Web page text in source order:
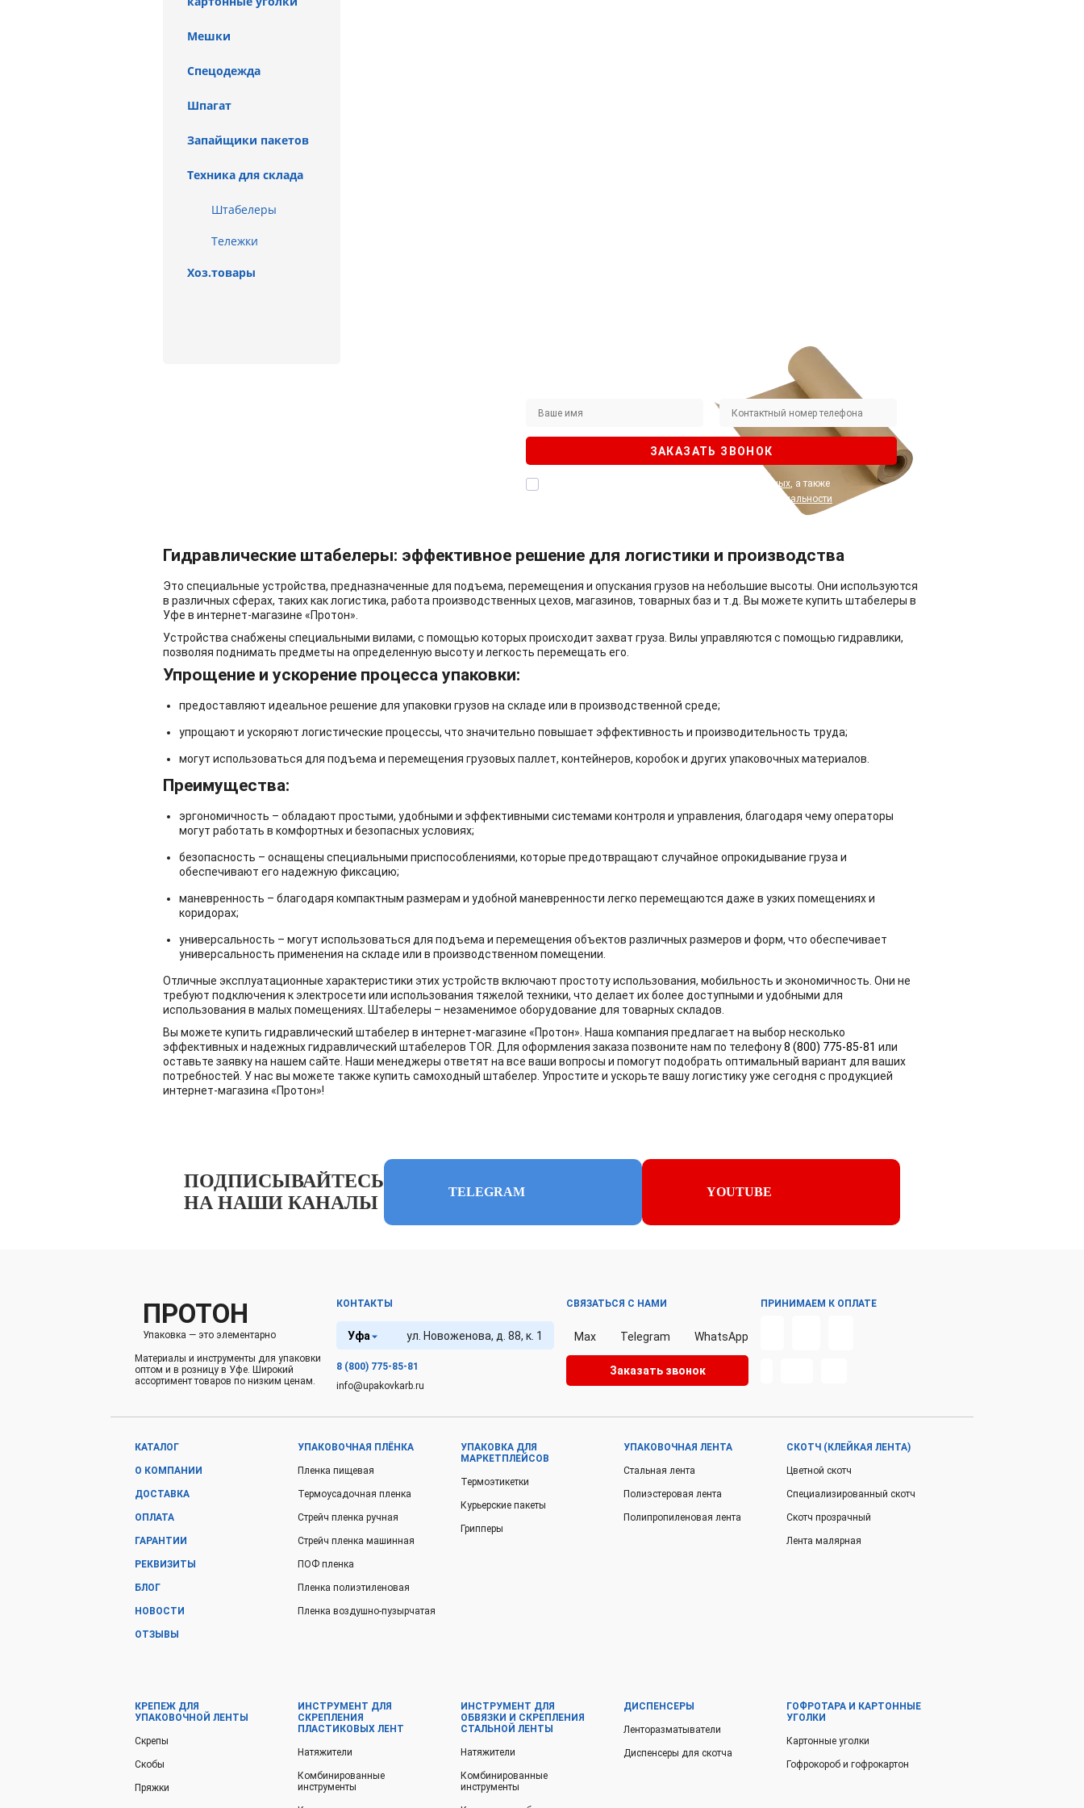
Мешки
Спецодежда
Шпагат
Запайщики пакетов
Техника для склада
Штабелеры
Тележки
Хоз.товары
ЗАКАЗАТЬ ЗВОНОК
обработку персональных данных, а также
Политикой конфиденциальности
Гидравлические штабелеры: эффективное решение для логистики и производства
Это специальные устройства, предназначенные для подъема, перемещения и опускания грузов на небольшие высоты. Они используются
в различных сферах, таких как логистика, работа производственных цехов, магазинов, товарных баз и т.д. Вы можете купить штабелеры в
Уфе в интернет-магазине «Протон».
Устройства снабжены специальными вилами, с помощью которых происходит захват груза. Вилы управляются с помощью гидравлики,
позволяя поднимать предметы на определенную высоту и легкость перемещать его.
Упрощение и ускорение процесса упаковки:
предоставляют идеальное решение для упаковки грузов на складе или в производственной среде;
упрощают и ускоряют логистические процессы, что значительно повышает эффективность и производительность труда;
могут использоваться для подъема и перемещения грузовых паллет, контейнеров, коробок и других упаковочных материалов.
Преимущества:
эргономичность – обладают простыми, удобными и эффективными системами контроля и управления, благодаря чему операторы
могут работать в комфортных и безопасных условиях;
безопасность – оснащены специальными приспособлениями, которые предотвращают случайное опрокидывание груза и
обеспечивают его надежную фиксацию;
маневренность – благодаря компактным размерам и удобной маневренности легко перемещаются даже в узких помещениях и
коридорах;
универсальность – могут использоваться для подъема и перемещения объектов различных размеров и форм, что обеспечивает
универсальность применения на складе или в производственном помещении.
Отличные эксплуатационные характеристики этих устройств включают простоту использования, мобильность и экономичность. Они не
требуют подключения к электросети или использования тяжелой техники, что делает их более доступными и удобными для
использования в малых помещениях. Штабелеры – незаменимое оборудование для товарных складов.
Вы можете купить гидравлический штабелер в интернет-магазине «Протон». Наша компания предлагает на выбор несколько
эффективных и надежных гидравлический штабелеров TOR. Для оформления заказа позвоните нам по телефону8 (800) 775-85-81 или
оставьте заявку на нашем сайте. Наши менеджеры ответят на все ваши вопросы и помогут подобрать оптимальный вариант для ваших
потребностей. У нас вы можете также купить самоходный штабелер. Упростите и ускорьте вашу логистику уже сегодня с продукцией
интернет-магазина «Протон»!
ПОДПИСЫВАЙТЕСЬ
НА НАШИ КАНАЛЫ
TELEGRAM YOUTUBE
ПРОТОН
Упаковка — это элементарно
Материалы и инструменты для упаковки
оптом и в розницу в Уфе. Широкий
ассортимент товаров по низким ценам.
КОНТАКТЫ
Уфа ул. Новоженова, д. 88, к. 1
8 (800) 775-85-81
info@upakovkarb.ru
СВЯЗАТЬСЯ С НАМИ
Max Telegram WhatsApp
Заказать звонок
ПРИНИМАЕМ К ОПЛАТЕ
КАТАЛОГ
О КОМПАНИИ
ДОСТАВКА
ОПЛАТА
ГАРАНТИИ
РЕКВИЗИТЫ
БЛОГ
НОВОСТИ
ОТЗЫВЫ
УПАКОВОЧНАЯ ПЛЁНКА
Пленка пищевая
Термоусадочная пленка
Стрейч пленка ручная
Стрейч пленка машинная
ПОФ пленка
Пленка полиэтиленовая
Пленка воздушно-пузырчатая
УПАКОВКА ДЛЯ
МАРКЕТПЛЕЙСОВ
Термоэтикетки
Курьерские пакеты
Грипперы
УПАКОВОЧНАЯ ЛЕНТА
Стальная лента
Полиэстеровая лента
Полипропиленовая лента
СКОТЧ (КЛЕЙКАЯ ЛЕНТА)
Цветной скотч
Специализированный скотч
Скотч прозрачный
Лента малярная
КРЕПЕЖ ДЛЯ
УПАКОВОЧНОЙ ЛЕНТЫ
Скрепы
Скобы
Пряжки
ИНСТРУМЕНТ ДЛЯ
СКРЕПЛЕНИЯ
ПЛАСТИКОВЫХ ЛЕНТ
Натяжители
Комбинированные
инструменты
ИНСТРУМЕНТ ДЛЯ
ОБВЯЗКИ И СКРЕПЛЕНИЯ
СТАЛЬНОЙ ЛЕНТЫ
Натяжители
Комбинированные
инструменты
ДИСПЕНСЕРЫ
Ленторазматыватели
Диспенсеры для скотча
ГОФРОТАРА И КАРТОННЫЕ
УГОЛКИ
Картонные уголки
Гофрокороб и гофрокартон